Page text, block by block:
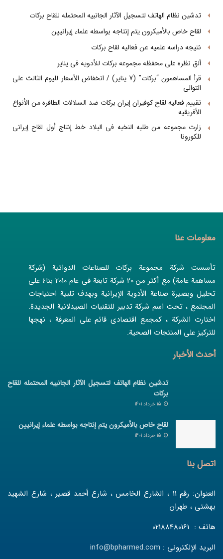
تدشین نظام الهاتف لتسجیل الآثار الجانبیه المحتمله للقاح برکات
لقاح خاص بالأمیکرون یتم إنتاجه بواسطه علماء إیرانیین
نتیجه دراسه علمیه عن فعالیه لقاح برکات
ألق نظره على محفظه مجموعه برکات للأدویه فی ینایر
قرأ المساهمون “برکات” (7 ینایر) / انخفاض الأسعار للیوم الثالث على
التوالی
تقییم فعالیه لقاح کوفیران إیران برکات ضد السلالات الطافره من الأنواع
الأفریقیه
زارت مجموعه من طلبه النخبه فی البلاد خط إنتاج أول لقاح إیرانی
للکورونا
معلومات عنا
تأسست شركة مجموعة بركات للصناعات الدوائية (شركة
مساهمة عامة) مع أكثر من 20 شركة تابعة في عام 2010 بناءً على
تحليل وبصيرة صناعة الأدوية الإيرانية وبهدف تلبية احتياجات
المجتمع ، تحت اسم شركة تدبير للتقنيات الصيدلانية الجديدة.
اختارت الشركة ، كمجمع اقتصادي قائم على المعرفة ، نهجها
للتركيز على المنتجات الصحية.
أحدث الأخبار
تدشین نظام الهاتف لتسجیل الآثار الجانبیه المحتمله للقاح
برکات
لقاح خاص بالأمیکرون یتم إنتاجه بواسطه علماء إیرانیین
اتصل بنا
العنوان: رقم 11 ، الشارع الخامس ، شارع أحمد قصير ، شارع الشهيد
بهشتي ، طهران
هاتف : 02188480161
البريد الإلكتروني : info@bpharmed.com